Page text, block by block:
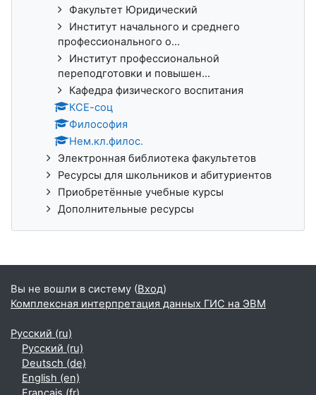
Факультет Юридический
Институт начального и среднего
профессионального о...
Институт профессиональной
переподготовки и повышен...
Кафедра физического воспитания
КСЕ-соц
Философия
Нем.кл.филос.
Электронная библиотека факультетов
Ресурсы для школьников и абитуриентов
Приобретённые учебные курсы
Дополнительные ресурсы
Вы не вошли в систему (Вход)
Комплексная интерпретация данных ГИС на ЭВМ
Русский ‎(ru)‎
Русский ‎(ru)‎
Deutsch ‎(de)‎
English ‎(en)‎